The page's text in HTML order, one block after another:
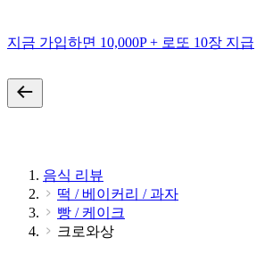
지금 가입하면 10,000P + 로또 10장 지급
음식 리뷰
떡 / 베이커리 / 과자
빵 / 케이크
크로와상